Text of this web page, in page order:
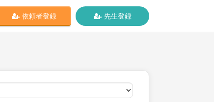
依頼者登録 先生登録